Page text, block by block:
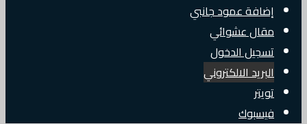
إضافة عمود جانبي
مقال عشوائي
تسجيل الدخول
البريد الالكتروني
تويتر
فيسبوك